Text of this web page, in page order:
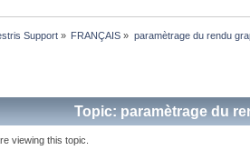
Support» FRANÇAIS » paramètrage du rendu
Topic: paramètrage du
viewing this topic.